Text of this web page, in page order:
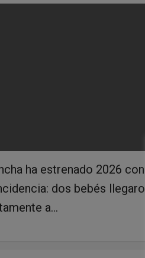
ha estrenado 2026 con
dos bebés llegaron
a…